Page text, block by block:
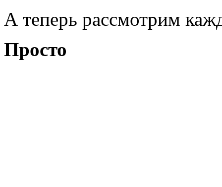
А теперь рассмотрим
Просто